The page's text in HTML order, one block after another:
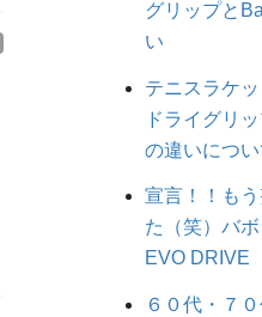
グリップと
い
テニスラケ
ドライグリ
の違いについ
宣言！！も
た（笑）バ
EVO DRIVE
６０代・７